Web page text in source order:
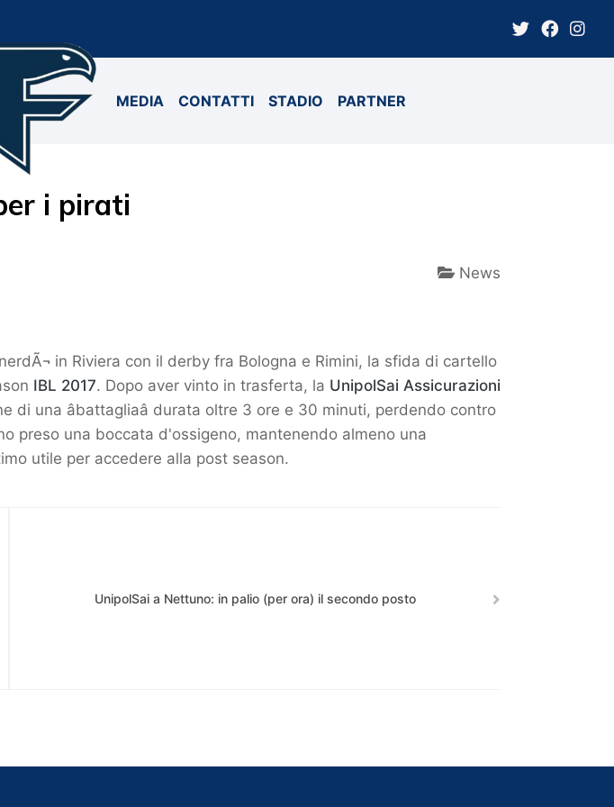
MEDIA CONTATTI STADIO PARTNER
i pirati
News
in Riviera con il derby fra Bologna e Rimini, la sfida di cartello
IBL 2017. Dopo aver vinto in trasferta, la UnipolSai Assicurazioni
una âbattagliaâ durata oltre 3 ore e 30 minuti, perdendo contro
preso una boccata d'ossigeno, mantenendo almeno una
utile per accedere alla post season.
UnipolSai a Nettuno: in palio (per ora) il secondo posto